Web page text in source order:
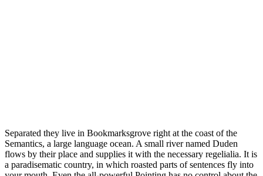
Separated they live in Bookmarksgrove right at the coast of the
Semantics, a large language ocean. A small river named Duden
flows by their place and supplies it with the necessary regelialia. It is
a paradisematic country, in which roasted parts of sentences fly into